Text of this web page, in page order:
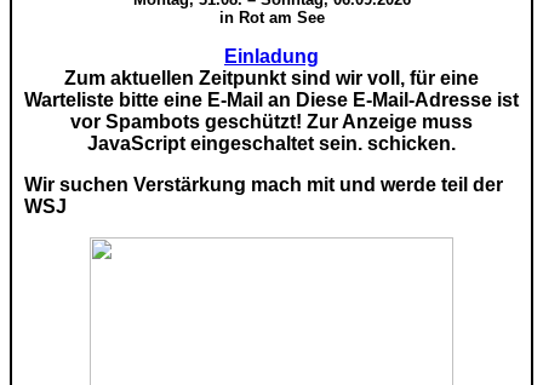
in Rot am See
Einladung
Zum aktuellen Zeitpunkt sind wir voll, für eine
Warteliste bitte eine E-Mail an Diese E-Mail-Adresse ist
vor Spambots geschützt! Zur Anzeige muss
JavaScript eingeschaltet sein. schicken.
Wir suchen Verstärkung mach mit und werde teil der
WSJ